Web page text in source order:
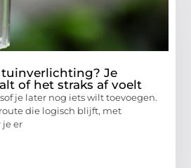
tuinverlichting? Je
of het straks af voelt
je later nog iets wilt toevoegen.
die logisch blijft, met
er